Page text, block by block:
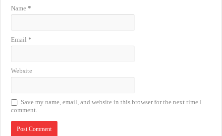
Name*
Email*
Website
Save my name, email, and website in this browser for the next time I
comment.